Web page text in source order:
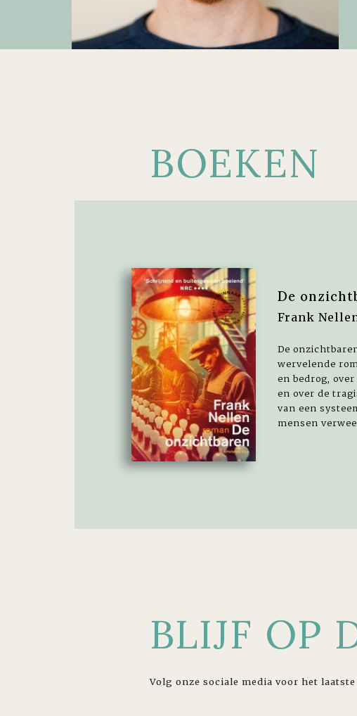
BOEKEN
De
Frank
De
wervelende
en bedrog,
en over de
van een
mensen
BLIJF OP
Volg onze sociale media voor het laatste